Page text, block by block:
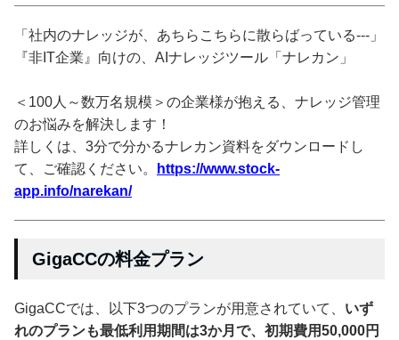
「社内のナレッジが、あちらこちらに散らばっている---」
『非IT企業』向けの、AIナレッジツール「ナレカン」
＜100人～数万名規模＞の企業様が抱える、ナレッジ管理
のお悩みを解決します！
詳しくは、3分で分かるナレカン資料をダウンロードし
て、ご確認ください。
https://www.stock-
app.info/narekan/
GigaCCの料金プラン
GigaCCでは、以下3つのプランが用意されていて、 いず
れのプランも最低利用期間は3か月で、初期費用50,000円